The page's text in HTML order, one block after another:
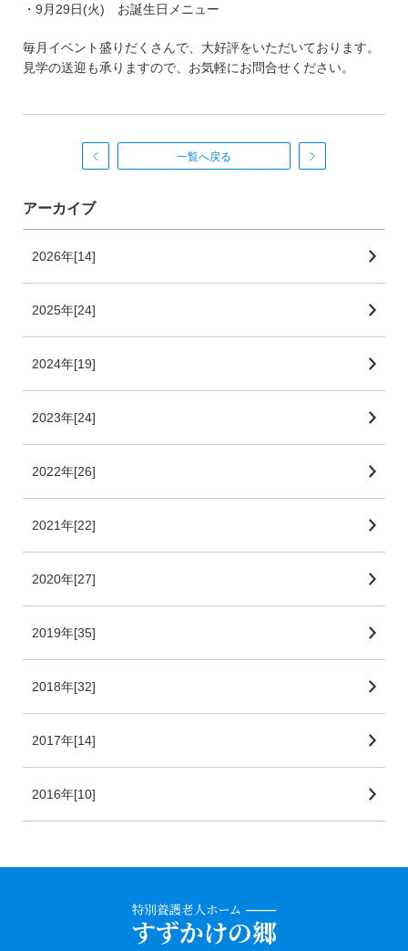
・9月29日(火) お誕生日メニュー
毎月イベント盛りだくさんで、大好評をいただいております。
見学の送迎も承りますので、お気軽にお問合せください。
一覧へ戻る
アーカイブ
2026年[14]
2025年[24]
2024年[19]
2023年[24]
2022年[26]
2021年[22]
2020年[27]
2019年[35]
2018年[32]
2017年[14]
2016年[10]